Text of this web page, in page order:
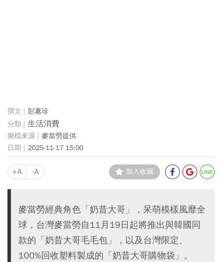
彭蕙珍
生活消費
麥當勞提供
2025-11-17 15:00
+A -A 加入收藏
麥當勞經典角色「奶昔大哥」，呆萌模樣風靡全
球，台灣麥當勞自11月19日起將推出與韓國同
款的「奶昔大哥毛毛包」，以及台灣限定、
100%回收塑料製成的「奶昔大哥購物袋」。